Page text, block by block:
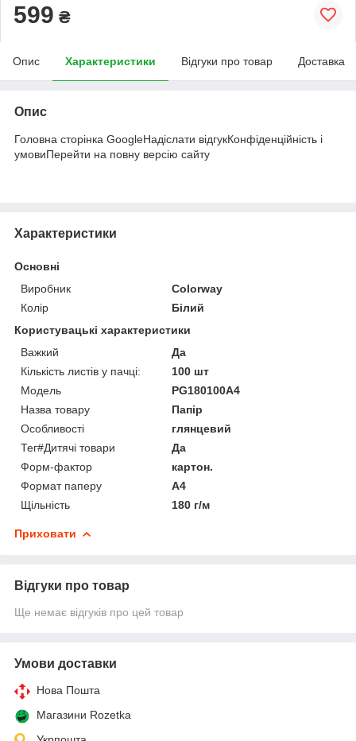
599 ₴
Опис Характеристики Відгуки про товар Доставка
Опис
Головна сторінка GoogleНадіслати відгукКонфіденційність і
умовиПерейти на повну версію сайту
Характеристики
Основні
Виробник
Colorway
Колір
Білий
Користувацькі характеристики
Важкий
Да
Кількість листів у пачці:
100 шт
Мoдель
PG180100A4
Назва товару
Папір
Особливості
глянцевий
Тег#Дитячі товари
Да
Форм-фактор
картон.
Формат паперу
А4
Щільність
180 г/м
Приховати
Відгуки про товар
Ще немає відгуків про цей товар
Умови доставки
Нова Пошта
Магазини Rozetka